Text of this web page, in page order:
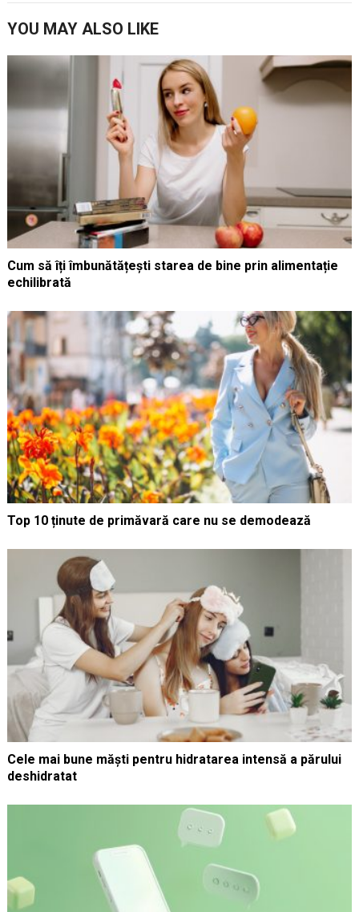
YOU MAY ALSO LIKE
Cum să îți îmbunătățești starea de bine prin alimentație
echilibrată
Top 10 ținute de primăvară care nu se demodează
Cele mai bune măști pentru hidratarea intensă a părului
deshidratat